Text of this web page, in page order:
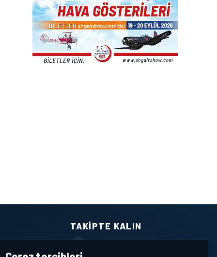
TAKIPTE KALIN